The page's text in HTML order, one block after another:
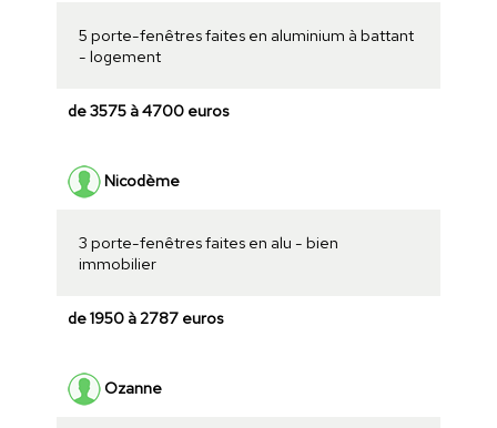
5 porte-fenêtres faites en aluminium à battant
- logement
de 3575 à 4700 euros
Nicodème
3 porte-fenêtres faites en alu - bien
immobilier
de 1950 à 2787 euros
Ozanne